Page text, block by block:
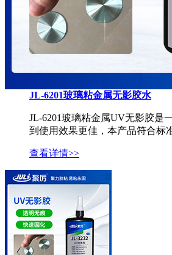
JL-6201玻璃粘金属无影胶水
JL-6201玻璃粘金属UV无影胶是
到使用效果更佳，本产品符合标
查看详情>>